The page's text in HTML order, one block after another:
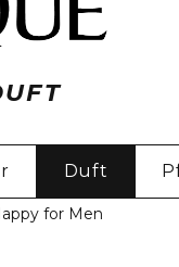
Duft
for Men